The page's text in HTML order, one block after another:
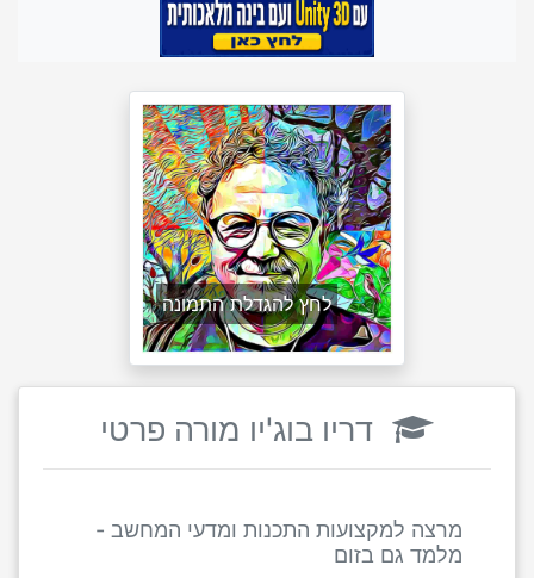
לחץ להגדלת התמונה
דריו בוג'יו מורה פרטי
מרצה למקצועות התכנות ומדעי המחשב -
מלמד גם בזום